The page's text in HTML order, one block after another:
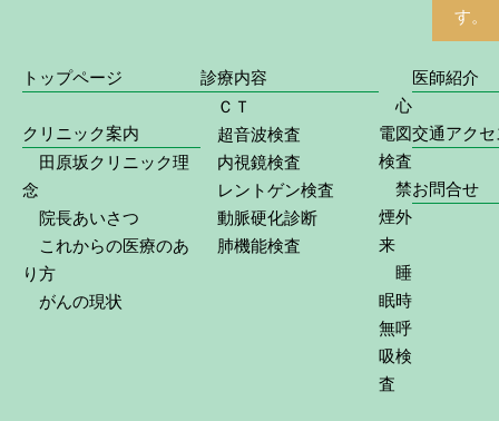
す。
トップページ
クリニック案内
田原坂クリニック理
念
院長あいさつ
これからの医療のあ
り方
がんの現状
診療内容
ＣＴ
超音波検査
内視鏡検査
レントゲン検査
動脈硬化診断
肺機能検査
心
電図
検査
禁
煙外
来
睡
眠時
無呼
吸検
査
医師紹介
交通アクセ
お問合せ